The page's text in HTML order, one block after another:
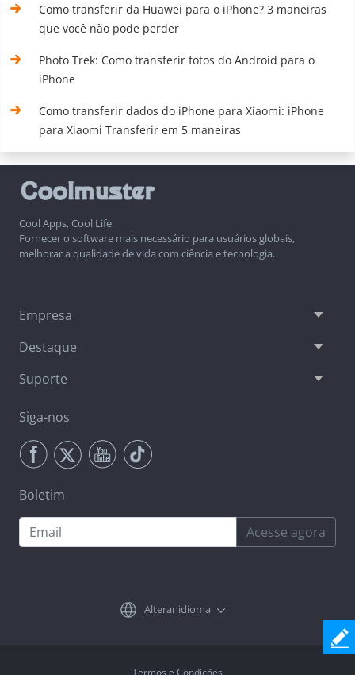
Como transferir da Huawei para o iPhone? 3 maneiras
que você não pode perder
Photo Trek: Como transferir fotos do Android para o
iPhone
Como transferir dados do iPhone para Xiaomi: iPhone
para Xiaomi Transferir em 5 maneiras
Cool Apps, Cool Life.
Fornecer o software mais necessário para usuários globais,
melhorar a qualidade de vida com ciência e tecnologia.
Empresa
Destaque
Suporte
Siga-nos
Boletim
Acesse agora
Alterar idioma
Termos e Condições